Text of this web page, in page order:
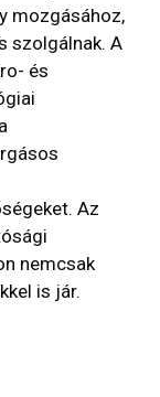
mozgásához,
szolgálnak. A
és
Az
nemcsak
is jár.